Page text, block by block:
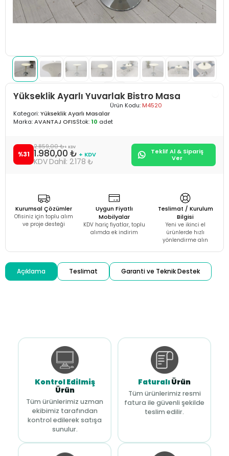
Yükseklik Ayarlı Yuvarlak Bistro Masa
Kategori:Yükseklik Ayarlı Masalar
Ürün Kodu: M4520
Marka:AVANTAJ OFISStok: 10 adet
%31
2.859,00 ₺+ KDV
1.980,00 ₺ + KDV
2.178 ₺
Teklif Al & Sipariş
Ver
Kurumsal Çözümler
Ofisiniz için toplu alım
ve proje desteği
Uygun Fiyatlı
Mobilyalar
KDV hariç fiyatlar, toplu
alımda ek indirim
Teslimat / Kurulum
Bilgisi
Yeni ve ikinci el
ürünlerde hızlı
yönlendirme alın
Açıklama Teslimat Garanti ve Teknik Destek
Kontrol Edilmiş
Ürün
Tüm ürünlerimiz uzman
ekibimiz tarafından
kontrol edilerek satışa
sunulur.
FaturalıÜrün
Tüm ürünlerimiz resmi
fatura ile güvenli şekilde
teslim edilir.